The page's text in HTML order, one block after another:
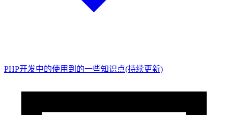
PHP开发中的使用到的一些知识点(持续更新)